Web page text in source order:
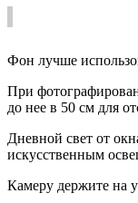
Фон лучше
При
до нее в 50 см для
Дневной свет от
искусственным
Камеру держите на